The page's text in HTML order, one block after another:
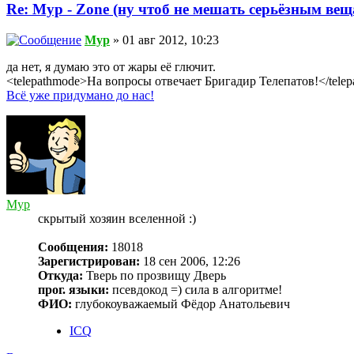
Re: Myp - Zone (ну чтоб не мешать серьёзным
Myp » 01 авг 2012, 10:23
да нет, я думаю это от жары её глючит.
<telepathmode>На вопросы отвечает Бригадир Телепатов!</
Всё уже придумано до нас!
Myp
скрытый хозяин вселенной :)
Сообщения: 18018
Зарегистрирован: 18 сен 2006, 12:26
Откуда: Тверь по прозвищу Дверь
прог. языки: псевдокод =) сила в алгоритме!
ФИО: глубокоуважаемый Фёдор Анатольевич
ICQ